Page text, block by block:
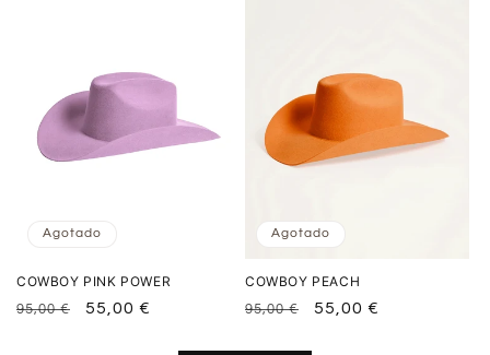
Agotado
COWBOY PINK POWER
Precio
95,00 €
Precio
55,00 €
Agotado
COWBOY PEACH
Precio
95,00 €
Precio
55,00 €